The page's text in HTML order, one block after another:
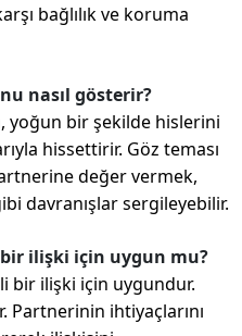
bağlılık ve koruma
nasıl gösterir?
yoğun bir şekilde hislerini
hissettirir. Göz teması
değer vermek,
davranışlar sergileyebilir.
ilişki için uygun mu?
bir ilişki için uygundur.
Partnerinin ihtiyaçlarını